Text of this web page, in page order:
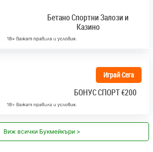
Бетано Спортни Залози и
Казино
Играй Сега
БОНУС СПОРТ€200
Виж всички Букмейкъри >